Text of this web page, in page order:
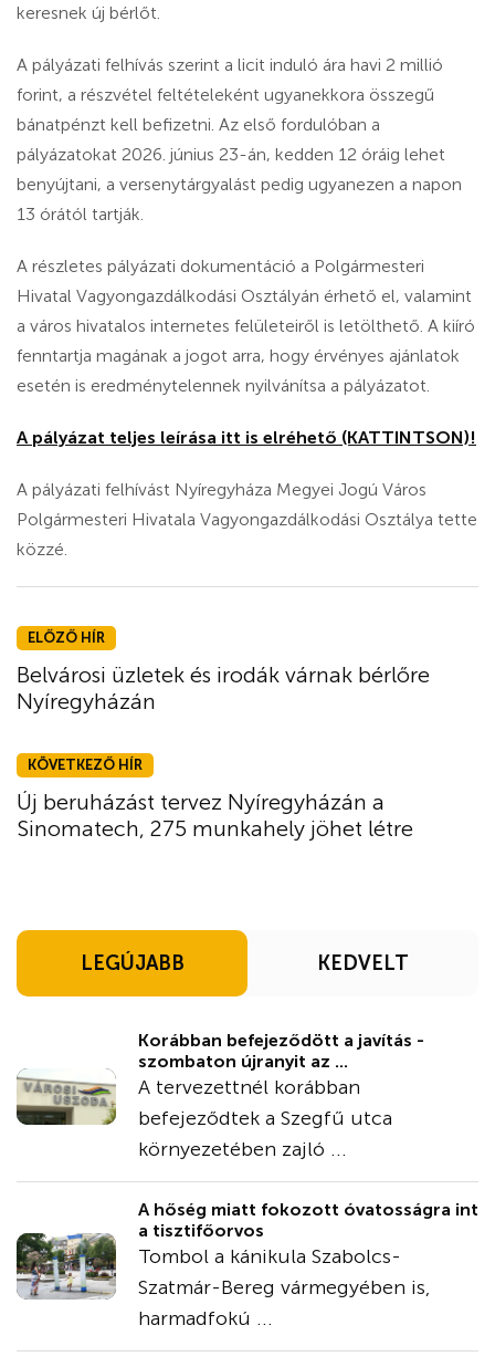
keresnek új bérlőt.
A pályázati felhívás szerint a licit induló ára havi 2 millió
forint, a részvétel feltételeként ugyanekkora összegű
bánatpénzt kell befizetni. Az első fordulóban a
pályázatokat 2026. június 23-án, kedden 12 óráig lehet
benyújtani, a versenytárgyalást pedig ugyanezen a napon
13 órától tartják.
A részletes pályázati dokumentáció a Polgármesteri
Hivatal Vagyongazdálkodási Osztályán érhető el, valamint
a város hivatalos internetes felületeiről is letölthető. A kiíró
fenntartja magának a jogot arra, hogy érvényes ajánlatok
esetén is eredménytelennek nyilvánítsa a pályázatot.
A pályázat teljes leírása itt is elréhető (KATTINTSON)!
A pályázati felhívást Nyíregyháza Megyei Jogú Város
Polgármesteri Hivatala Vagyongazdálkodási Osztálya tette
közzé.
ELŐZŐ HÍR
Belvárosi üzletek és irodák várnak bérlőre
Nyíregyházán
KÖVETKEZŐ HÍR
Új beruházást tervez Nyíregyházán a
Sinomatech, 275 munkahely jöhet létre
LEGÚJABB KEDVELT
Korábban befejeződött a javítás -
szombaton újranyit az ...
A tervezettnél korábban
befejeződtek a Szegfű utca
környezetében zajló ...
A hőség miatt fokozott óvatosságra int
a tisztifőorvos
Tombol a kánikula Szabolcs-
Szatmár-Bereg vármegyében is,
harmadfokú ...